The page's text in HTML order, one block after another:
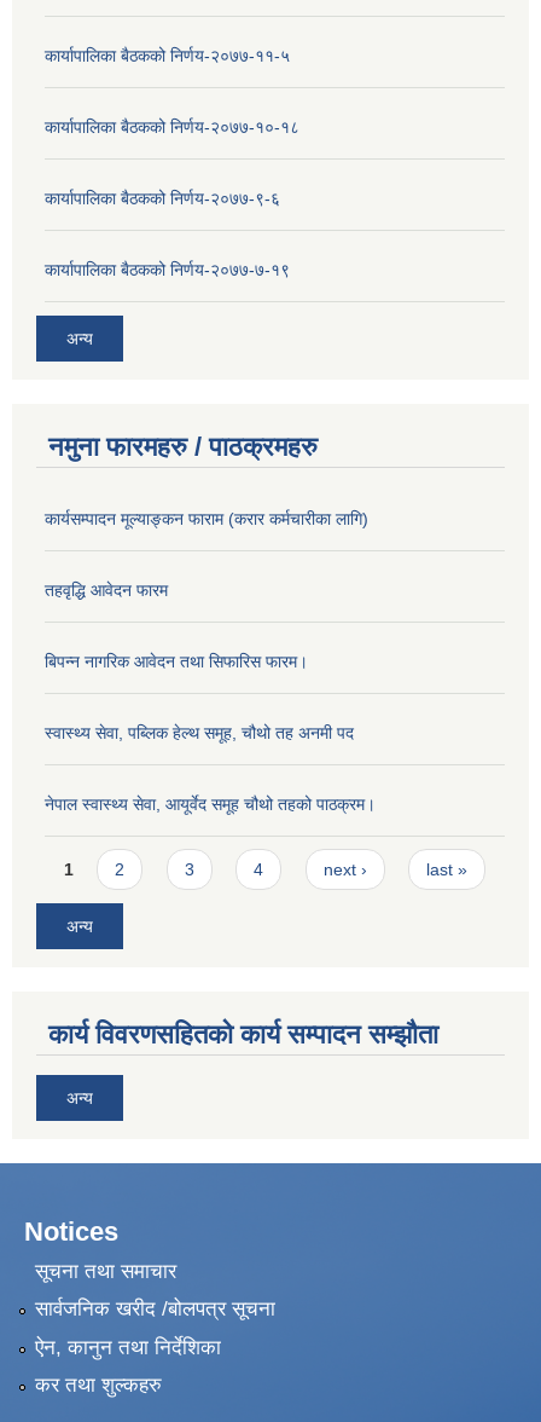
कार्यापालिका बैठकको निर्णय-२०७७-११-५
कार्यापालिका बैठकको निर्णय-२०७७-१०-१८
कार्यापालिका बैठकको निर्णय-२०७७-९-६
कार्यापालिका बैठकको निर्णय-२०७७-७-१९
अन्य
नमुना फारमहरु / पाठक्रमहरु
कार्यसम्पादन मूल्याङ्कन फाराम (करार कर्मचारीका लागि)
तहवृद्धि आवेदन फारम
बिपन्‍न नागरिक आवेदन तथा सिफारिस फारम।
स्वास्थ्य सेवा, पब्लिक हेल्‍थ समूह, चौथो तह अनमी पद
नेपाल स्वास्थ्य सेवा, आयूर्वेद समूह चौथो तहको पाठक्रम।
Pages
1 2 3 4 next › last »
अन्य
कार्य विवरणसहितको कार्य सम्पादन सम्झौता
अन्य
Notices
सूचना तथा समाचार
सार्वजनिक खरीद /बोलपत्र सूचना
ऐन, कानुन तथा निर्देशिका
कर तथा शुल्कहरु